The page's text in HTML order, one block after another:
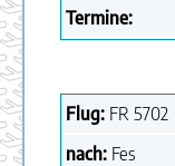
Termine:
Flug: FR 5702
nach: Fes